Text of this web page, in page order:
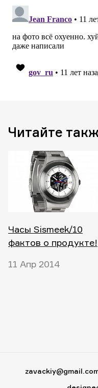
Читайте
Часы Sismeek/10
фактов о продукте!
11 Апр 2014